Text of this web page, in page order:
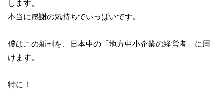
します。
本当に感謝の気持ちでいっぱいです。
僕はこの新刊を、日本中の「地方中小企業の経営者」に届
けます。
特に！